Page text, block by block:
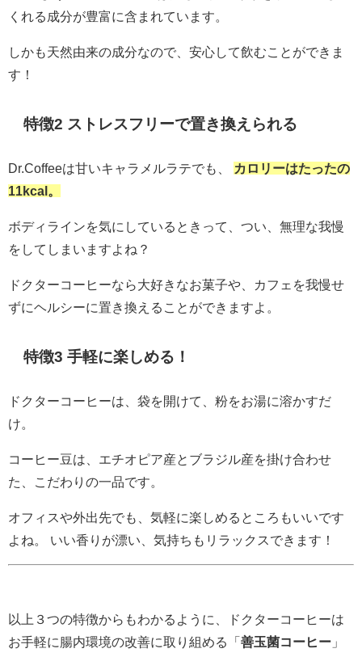
くれる成分が豊富に含まれています。
しかも天然由来の成分なので、安心して飲むことができま
す！
特徴2 ストレスフリーで置き換えられる
Dr.Coffeeは甘いキャラメルラテでも、
カロリーはたったの
11kcal。
ボディラインを気にしているときって、つい、無理な我慢
をしてしまいますよね？
ドクターコーヒーなら大好きなお菓子や、カフェを我慢せ
ずにヘルシーに置き換えることができますよ。
特徴3 手軽に楽しめる！
ドクターコーヒーは、袋を開けて、粉をお湯に溶かすだ
け。
コーヒー豆は、エチオピア産とブラジル産を掛け合わせ
た、こだわりの一品です。
オフィスや外出先でも、気軽に楽しめるところもいいです
よね。 いい香りが漂い、気持ちもリラックスできます！
以上３つの特徴からもわかるように、ドクターコーヒーは
お手軽に腸内環境の改善に取り組める「 善玉菌コーヒー 」